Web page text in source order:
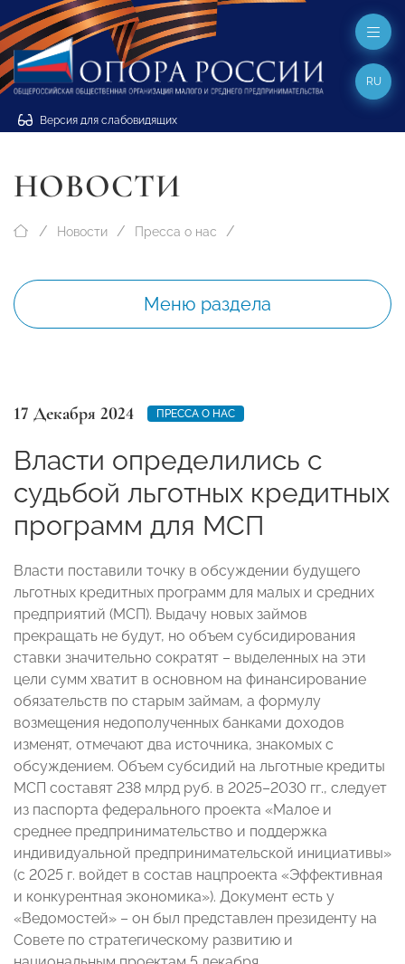
Версия для слабовидящих
RU
НОВОСТИ
Новости Пресса о нас
Меню раздела
17 Декабря 2024 ПРЕССА О НАС
Власти определились с
судьбой льготных кредитных
программ для МСП
Власти поставили точку в обсуждении будущего
льготных кредитных программ для малых и средних
предприятий (МСП). Выдачу новых займов
прекращать не будут, но объем субсидирования
ставки значительно сократят – выделенных на эти
цели сумм хватит в основном на финансирование
обязательств по старым займам, а формулу
возмещения недополученных банками доходов
изменят, отмечают два источника, знакомых с
обсуждением. Объем субсидий на льготные кредиты
МСП составят 238 млрд руб. в 2025–2030 гг., следует
из паспорта федерального проекта «Малое и
среднее предпринимательство и поддержка
индивидуальной предпринимательской инициативы»
(с 2025 г. войдет в состав нацпроекта «Эффективная
и конкурентная экономика»). Документ есть у
«Ведомостей» – он был представлен президенту на
Совете по стратегическому развитию и